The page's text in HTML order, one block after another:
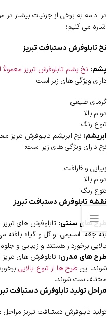
در ادامه به برخی از جزئیات بیشتر
اشاره می کنیم:
نخ تابلوفرش دستبافت تبریز
پشم: نخ پشم تابلوفرش تبریز
دارای ویژگی های زیر است:
گرمای طبیعی
دوام بالا
تنوع رنگ
ابریشم: نخ ابریشم تابلوفرش تبریز
نخ دارای ویژگی های زیر است:
زیبایی و ظرافت
دوام بالا
تنوع رنگ
نقشه تابلوفرش دستبافت تبریز
طرح های سنتی: تابلوفرش های
بته جقه، اسلیمی، و گل و گیاه
بالایی برخوردار هستند و زیبایی و
طرح های مدرن: تابلوفرش های
شوند. این طرح ها از تنوع بالایی
مختلف ست شوند.
مراحل تولید تابلوفرش دستبافت
تولید تابلوفرش دستبافت تبریز مراحل